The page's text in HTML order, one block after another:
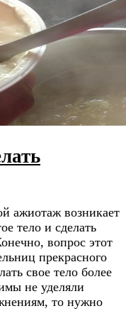
ажиотаж возникает
тело и сделать
вопрос этот
прекрасного
свое тело более
не уделяли
то нужно